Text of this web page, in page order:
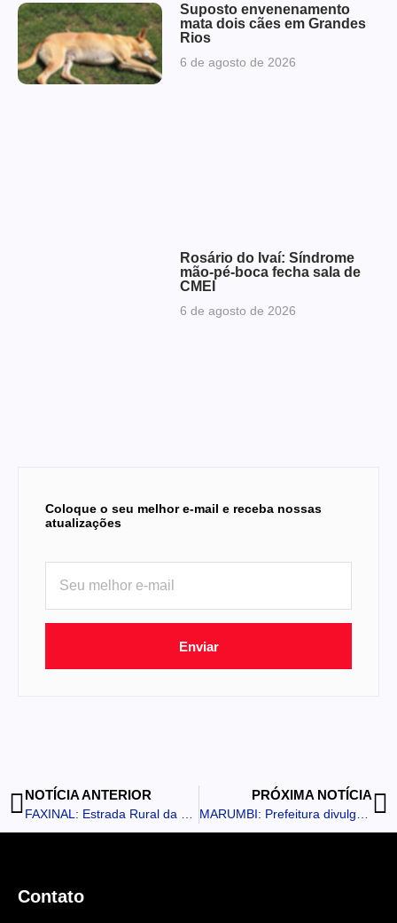
Suposto envenenamento
mata dois cães em Grandes
Rios
6 de agosto de 2026
Rosário do Ivaí: Síndrome
mão-pé-boca fecha sala de
CMEI
6 de agosto de 2026
Coloque o seu melhor e-mail e receba nossas
atualizações
Enviar
NOTÍCIA ANTERIOR PRÓXIMA NOTÍCIA
Contato